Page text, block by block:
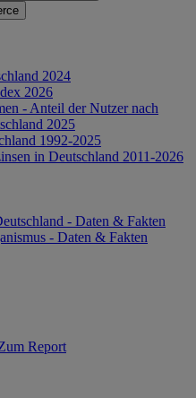
2024
2026
- Anteil der Nutzer nach
2025
1992-2025
in Deutschland 2011-2026
- Daten & Fakten
- Daten & Fakten
Report